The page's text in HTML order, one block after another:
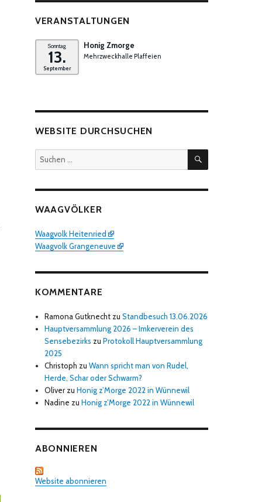
VERANSTALTUNGEN
Sonntag
13.
September
Honig Zmorge
Mehrzweckhalle Plaffeien
WEBSITE DURCHSUCHEN
Suchen
SUCHEN
WAAGVÖLKER
Waagvolk Heitenried
Waagvolk Grangeneuve
KOMMENTARE
Ramona Gutknecht zuStandbesuch 13.06.2026
Hauptversammlung 2026 – Imkerverein des
Sensebezirks zuProtokoll Hauptversammlung
2025
Christoph zuWann spricht man von Rudel,
Herde, Schar oder Schwarm?
Oliver zuHonig z’Morge 2022 in Wünnewil
Nadine zuHonig z’Morge 2022 in Wünnewil
ABONNIEREN
Website abonnieren